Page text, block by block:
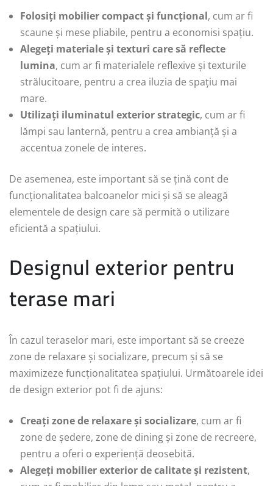
Folosiți mobilier compact și funcțional, cum ar fi
scaune și mese pliabile, pentru a economisi spațiu.
Alegeți materiale și texturi care să reflecte
lumina, cum ar fi materialele reflexive și texturile
strălucitoare, pentru a crea iluzia de spațiu mai
mare.
Utilizați iluminatul exterior strategic, cum ar fi
lămpi sau lanternă, pentru a crea ambianță și a
accentua zonele de interes.
De asemenea, este important să se țină cont de
funcționalitatea balcoanelor mici și să se aleagă
elementele de design care să permită o utilizare
eficientă a spațiului.
Designul exterior pentru
terase mari
În cazul teraselor mari, este important să se creeze
zone de relaxare și socializare, precum și să se
maximizeze funcționalitatea spațiului. Următoarele idei
de design exterior pot fi de ajuns:
Creați zone de relaxare și socializare, cum ar fi
zone de ședere, zone de dining și zone de recreere,
pentru a oferi o experiență deosebită.
Alegeți mobilier exterior de calitate și rezistent,